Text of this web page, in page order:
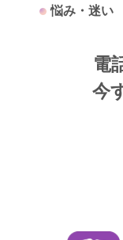
悩み・迷い
電
今